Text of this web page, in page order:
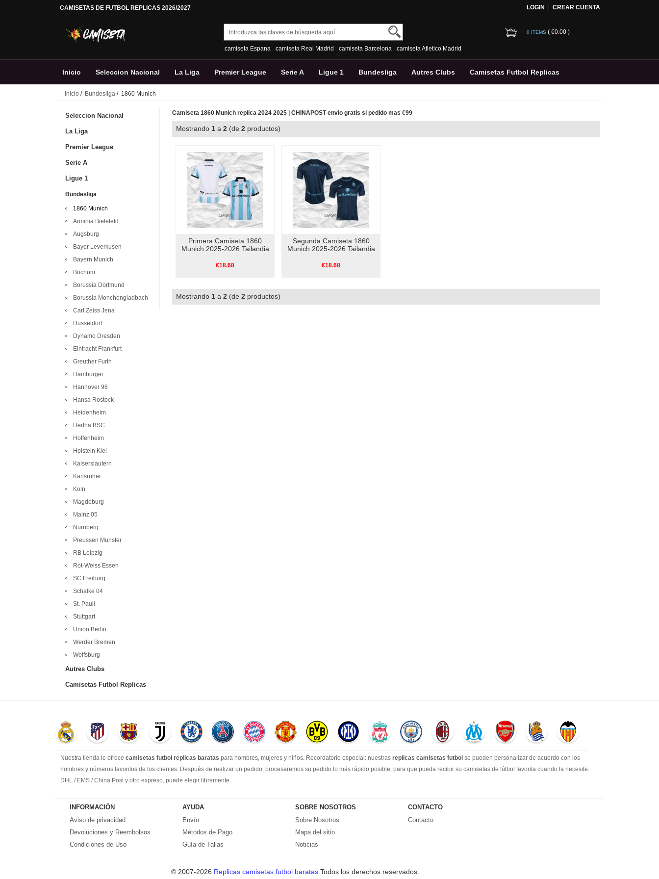
CAMISETAS DE FUTBOL REPLICAS 2026/2027 LOGIN CREAR CUENTA
camiseta Espana camiseta Real Madrid camiseta Barcelona camiseta Atletico Madrid
0 ITEMS ( €0.00 )
Inicio Seleccion Nacional La Liga Premier League Serie A Ligue 1 Bundesliga Autres Clubs Camisetas Futbol Replicas
Inicio / Bundesliga / 1860 Munich
Seleccion Nacional
La Liga
Premier League
Serie A
Ligue 1
Bundesliga
1860 Munich
Arminia Bielefeld
Augsburg
Bayer Leverkusen
Bayern Munich
Bochum
Borussia Dortmund
Borussia Monchengladbach
Carl Zeiss Jena
Dusseldorf
Dynamo Dresden
Eintracht Frankfurt
Greuther Furth
Hamburger
Hannover 96
Hansa Rostock
Heidenheim
Hertha BSC
Hoffenheim
Holstein Kiel
Kaiserslautern
Karlsruher
Koln
Magdeburg
Mainz 05
Nurnberg
Preussen Munster
RB Leipzig
Rot-Weiss Essen
SC Freiburg
Schalke 04
St. Pauli
Stuttgart
Union Berlin
Werder Bremen
Wolfsburg
Autres Clubs
Camisetas Futbol Replicas
Camiseta 1860 Munich replica 2024 2025 | CHINAPOST envio gratis si pedido mas €99
Mostrando 1 a 2 (de 2 productos)
Primera Camiseta 1860
Munich 2025-2026 Tailandia
€18.68
Segunda Camiseta 1860
Munich 2025-2026 Tailandia
€18.68
Mostrando 1 a 2 (de 2 productos)
Nuestra tienda le ofrece camisetas futbol replicas baratas para hombres, mujeres y niños. Recordatorio especial: nuestras replicas camisetas futbol se pueden personalizar de acuerdo con los
nombres y números favoritos de los clientes. Después de realizar un pedido, procesaremos su pedido lo más rápido posible, para que pueda recibir su camisetas de fútbol favorita cuando la necesite.
DHL / EMS / China Post y otro expreso, puede elegir libremente.
suficiente experiencia para satisfacer tus necesidades de camisetas de fútbol.
1-Precio más bajo en toda la red, seguro de calidad
2-100% Método de pago seguro.
3-Cada uno de nuestros paquetes se enviará al número de seguimiento de logística al cliente lo antes posible.
INFORMACIÓN
Aviso de privacidad
Devoluciones y Reembolsos
Condiciones de Uso
AYUDA
Envío
Métodos de Pago
Guía de Tallas
SOBRE NOSOTROS
Sobre Nosotros
Mapa del sitio
Noticias
CONTACTO
Contacto
© 2007-2026 Replicas camisetas futbol baratas .Todos los derechos reservados.